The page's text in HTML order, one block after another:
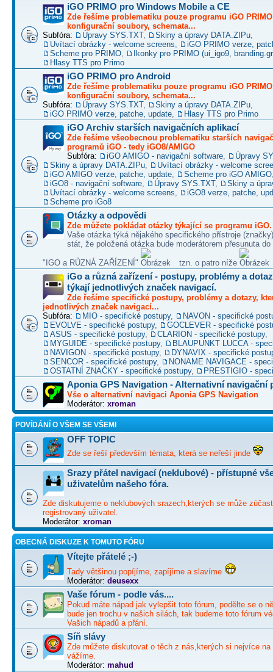
iGO PRIMO pro Windows Mobile a CE
Zde řešíme problematiku pouze programu iGO
konfigurační soubory, schemata...
Subfóra:
Úpravy SYS.TXT, Skiny a úpravy DATA.ZIPu
Uvítací obrázky - welcome screens
iGO PRIMO verze,
Scheme pro PRIMO
Ikonky pro PRIMO (ui_igo9,
Hlasy TTS pro Primo
iGO PRIMO pro Android
Zde řešíme problematiku pouze programu iGO
konfigurační soubory, schemata...
Subfóra:
Úpravy SYS.TXT, Skiny a úpravy DATA.ZIPu
iGO PRIMO verze, patche, update
Hlasy TTS pro Primo
iGO Archiv starších navigačních aplikací
Zde řešíme všeobecnou problematiku starších
programů iGO - tedy iGO8/AMIGO
Subfóra:
iGO AMIGO - navigační software
Úpravy
Skiny a úpravy DATA.ZIPu
Uvítací obrázky - welcome
iGO AMIGO verze, patche, update
Scheme pro iGO AMIGO
iGO8 - navigační software
Úpravy SYS.TXT,
Skiny a
Uvítací obrázky - welcome screens
iGO8 verze, patche,
Scheme pro iGo8
Otázky a odpovědi
Zde můžete pokládat otázky týkající se programu iGO.
Vaše otázka týká nějakého specifického přístroje
stát, že položená otázka bude moderátorem přesunuta do
"IGO a RŮZNÁ ZAŘÍZENÍ" tzn. o patro níže
iGo a různá zařízení - postupy, problémy a
týkají jednotlivých značek navigací.
Zde řešíme specifické postupy, problémy a dotazy,
jednotlivých značek navigací...
Subfóra:
MIO - specifické postupy,
NAVON - specifické
EVOLVE - specifické postupy,
GOCLEVER - specifické
ASUS - specifické postupy, CLARION - specifické postupy,
MYGUIDE - specifické postupy,
BLAUPUNKT LUCCA -
NAVIGON - specifické postupy,
DYNAVIX - specifické
SENCOR - specifické postupy,
NONAME NAVIGACE -
OSTATNÍ ZNAČKY - specifické postupy, PRESTIGIO -
Aponia GPS Navigation - Alternativní navigační
Vše o alternativní navigaci Aponia GPS Navigation
Moderátor: xroman
POVÍDÁNÍ O VŠEM SE VŠEMI
OFF TOPIC
Zde se řeší především témata, která se neřeší jinde
Srazy přátel navigací (neklubové) - přístupné
uživatelům našeho fóra.
Zde diskutujeme o neklubových srazech,kterých se může
registrovaný uživatel.
Moderátor: xroman
OBECNÁ DISKUZE K TOMUTO FÓRU
Vítejte přátelé ;-)
Tady většinou popíjíme, zapíjíme a slavíme
Moderátor: deusexx
Vaše fórum - podle vás....
Pokud máte nápad jak vylepšit toto fórum, podělte se o
bude jen trochu v našich silách, tak budeme toto fórum
Vašich nápadů a přání.
Síň slávy
Zde můžete diskutovat o těch z nás,kterých si nejvíce na
vážíme.
Moderátor: mahud